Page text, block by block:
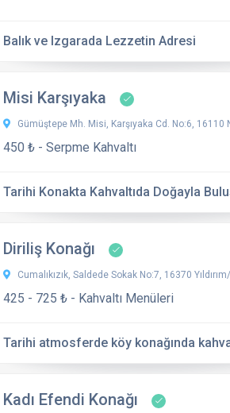
Balık ve Izgarada Lezzetin Adresi
Misi Karşıyaka
Gümüştepe Mh. Misi, Karşıyaka Cd. No:6,
450 ₺ - Serpme Kahvaltı
Tarihi Konakta Kahvaltıda Doğayla
Diriliş Konağı
Cumalıkızık, Saldede Sokak No:7, 16370
425 - 725 ₺ - Kahvaltı Menüleri
Tarihi atmosferde köy konağında
Kadı Efendi Konağı